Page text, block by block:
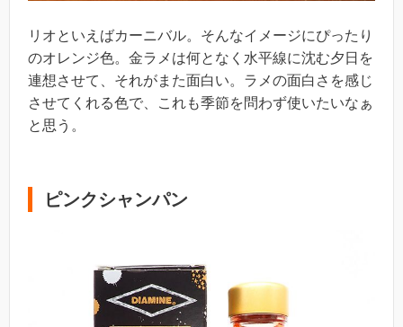
リオといえばカーニバル。そんなイメージにぴったり
のオレンジ色。金ラメは何となく水平線に沈む夕日を
連想させて、それがまた面白い。ラメの面白さを感じ
させてくれる色で、これも季節を問わず使いたいなぁ
と思う。
ピンクシャンパン